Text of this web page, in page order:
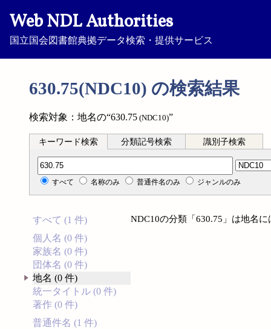
Web NDL Authorities
国立国会図書館典拠データ検索・提供サービス
630.75(NDC10) の検索結果
検索対象：地名の“630.75 (NDC10)”
キーワード検索 分類記号検索 識別子検索
分類記号検索
すべて 名称のみ 普通件名のみ ジャンルのみ
すべて (1 件)
個人名 (0 件)
家族名 (0 件)
団体名 (0 件)
地名 (0 件)
統一タイトル (0 件)
著作 (0 件)
普通件名 (1 件)
NDC10の分類「630.75」は地名